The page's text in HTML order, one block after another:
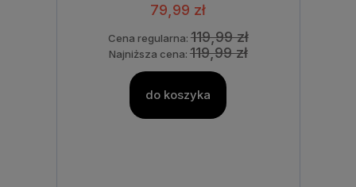
79,99 zł
Cena regularna: 119,99 zł
Najniższa cena: 119,99 zł
do koszyka